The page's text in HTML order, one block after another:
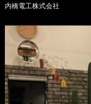
内橋電工株式会社